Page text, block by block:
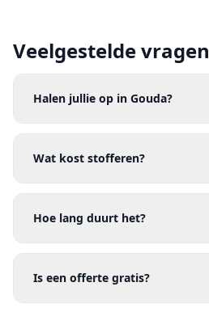
Veelgestelde vragen
Halen jullie op in Gouda?
Wat kost stofferen?
Hoe lang duurt het?
Is een offerte gratis?